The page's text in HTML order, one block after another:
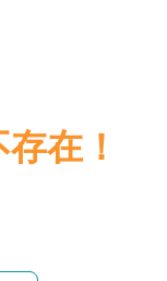
在！